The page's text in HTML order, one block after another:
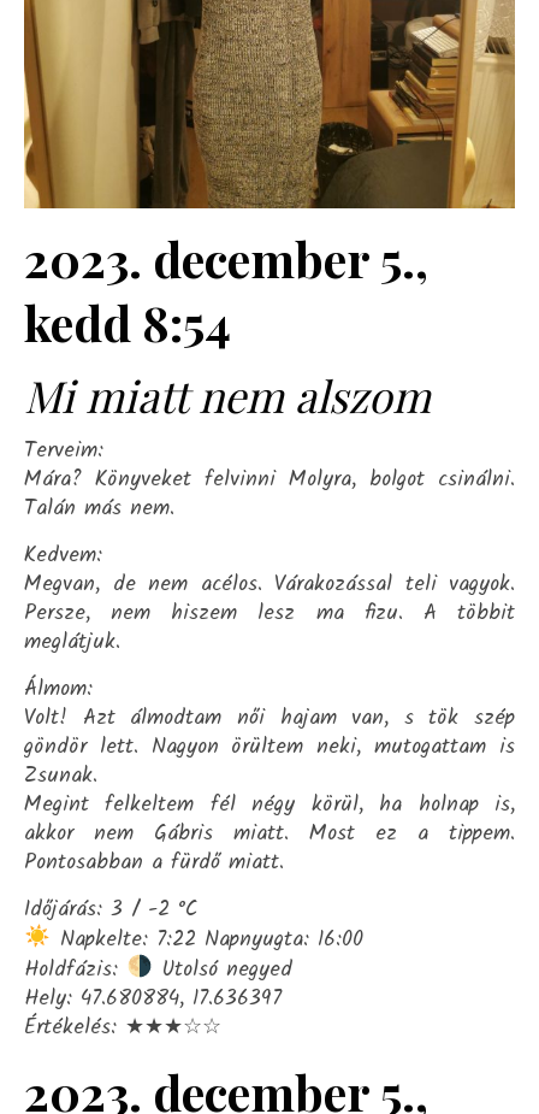
2023. december 5.,
kedd 8:54
Mi miatt nem alszom
Terveim:
Mára? Könyveket felvinni Molyra, bolgot csinálni.
Talán más nem.
Kedvem:
Megvan, de nem acélos. Várakozással teli vagyok.
Persze, nem hiszem lesz ma fizu. A többit
meglátjuk.
Álmom:
Volt! Azt álmodtam női hajam van, s tök szép
göndör lett. Nagyon örültem neki, mutogattam is
Zsunak.
Megint felkeltem fél négy körül, ha holnap is,
akkor nem Gábris miatt. Most ez a tippem.
Pontosabban a fürdő miatt.
Időjárás: 3 / -2 °C
Napkelte: 7:22 Napnyugta: 16:00
Holdfázis:
Utolsó negyed
Hely: 47.680884, 17.636397
Értékelés: ★★★☆☆
2023. december 5.,